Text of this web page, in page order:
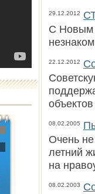
29.12.2012
С Новым
22.12.2012
08.02.2005
Очень
летний
на
08.02.2003